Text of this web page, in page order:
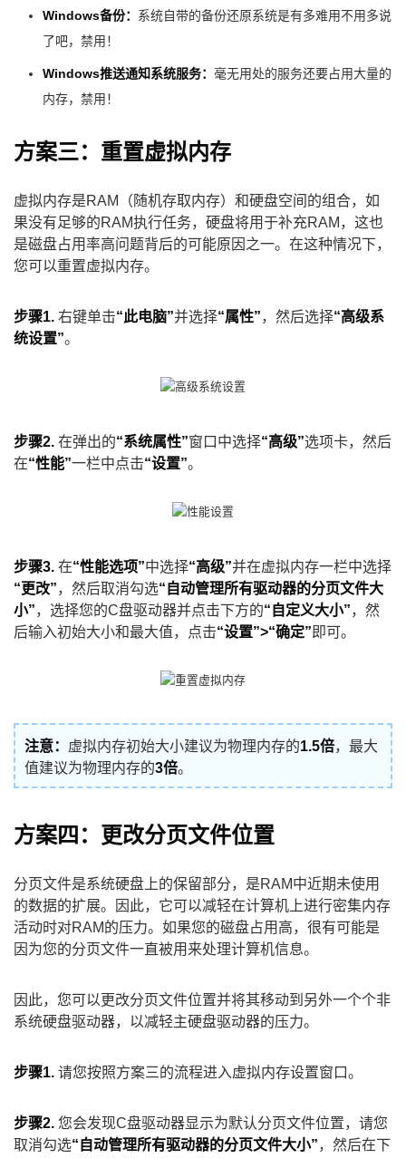
Windows备份： 系统自带的备份还原系统是有多难用不用多说
了吧，禁用！
Windows推送通知系统服务： 毫无用处的服务还要占用大量的
内存，禁用！
方案三：重置虚拟内存
虚拟内存是RAM（随机存取内存）和硬盘空间的组合，如
果没有足够的RAM执行任务，硬盘将用于补充RAM，这也
是磁盘占用率高问题背后的可能原因之一。在这种情况下，
您可以重置虚拟内存。
步骤1. 右键单击“此电脑”并选择“属性”，然后选择“高级系
统设置”。
步骤2. 在弹出的“系统属性”窗口中选择“高级”选项卡，然后
在“性能”一栏中点击“设置”。
步骤3. 在“性能选项”中选择“高级”并在虚拟内存一栏中选择
“更改”，然后取消勾选“自动管理所有驱动器的分页文件大
小”，选择您的C盘驱动器并点击下方的“自定义大小”，然
后输入初始大小和最大值，点击“设置”>“确定” 即可。
注意： 虚拟内存初始大小建议为物理内存的1.5倍，最大
值建议为物理内存的3倍。
方案四：更改分页文件位置
分页文件是系统硬盘上的保留部分，是RAM中近期未使用
的数据的扩展。因此，它可以减轻在计算机上进行密集内存
活动时对RAM的压力。如果您的磁盘占用高，很有可能是
因为您的分页文件一直被用来处理计算机信息。
因此，您可以更改分页文件位置并将其移动到另外一个个非
系统硬盘驱动器，以减轻主硬盘驱动器的压力。
步骤1. 请您按照方案三的流程进入虚拟内存设置窗口。
步骤2. 您会发现C盘驱动器显示为默认分页文件位置，请您
取消勾选“自动管理所有驱动器的分页文件大小”，然后在下